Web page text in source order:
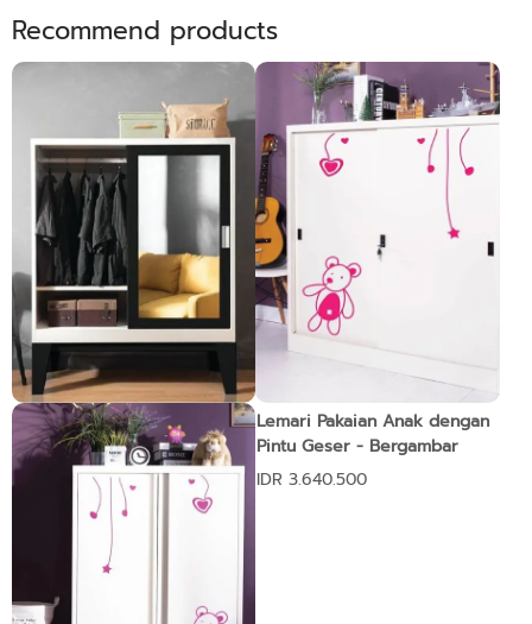
Recommend products
Lemari Pakaian Pintu Geser
Kaca - Ropa
Pre-order only
Lemari Pakaian Anak dengan
Pintu Geser - Bergambar
IDR 3.640.500